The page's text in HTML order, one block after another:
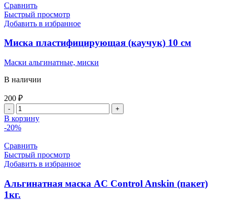
Сравнить
Быстрый просмотр
Добавить в избранное
Миска пластифицирующая (каучук) 10 см
Маски альгинатные, миски
В наличии
200 ₽
В корзину
-20%
Сравнить
Быстрый просмотр
Добавить в избранное
Альгинатная маска AC Control Anskin (пакет)
1кг.